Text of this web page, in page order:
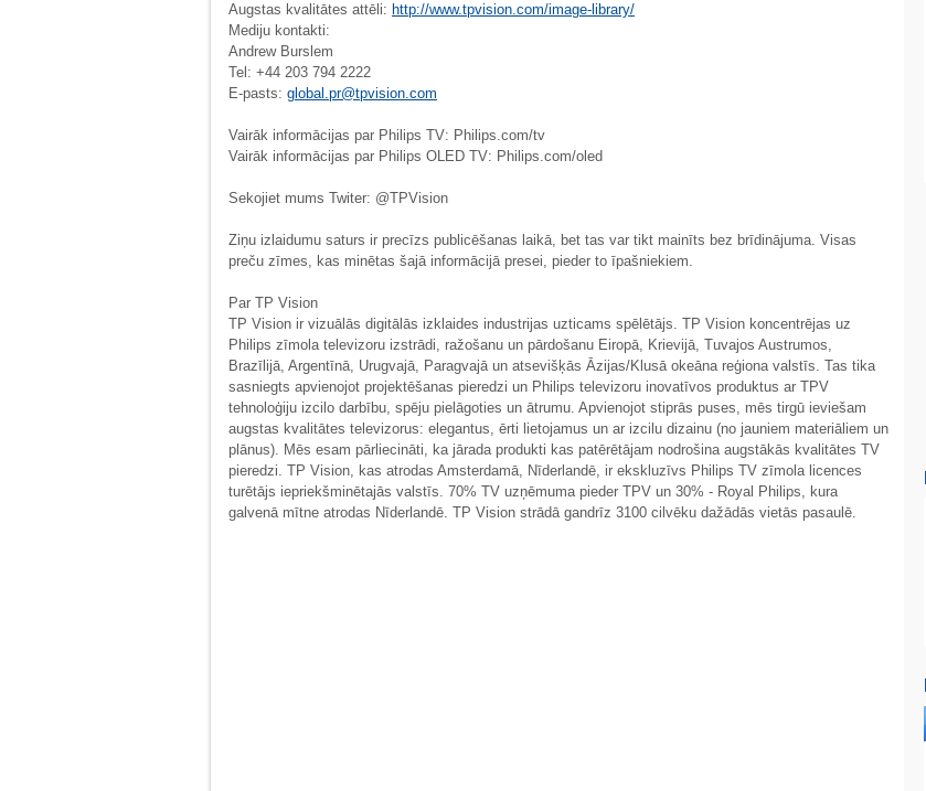
Augstas kvalitātes attēli: http://www.tpvision.com/image-library/
Mediju kontakti:
Andrew Burslem
Tel: +44 203 794 2222
E-pasts: global.pr@tpvision.com
Vairāk informācijas par Philips TV: Philips.com/tv
Vairāk informācijas par Philips OLED TV: Philips.com/oled
Sekojiet mums Twiter: @TPVision
Ziņu izlaidumu saturs ir precīzs publicēšanas laikā, bet tas var tikt mainīts bez brīdinājuma. Visas
preču zīmes, kas minētas šajā informācijā presei, pieder to īpašniekiem.
Par TP Vision
TP Vision ir vizuālās digitālās izklaides industrijas uzticams spēlētājs. TP Vision koncentrējas uz
Philips zīmola televizoru izstrādi, ražošanu un pārdošanu Eiropā, Krievijā, Tuvajos Austrumos,
Brazīlijā, Argentīnā, Urugvajā, Paragvajā un atsevišķās Āzijas/Klusā okeāna reģiona valstīs. Tas tika
sasniegts apvienojot projektēšanas pieredzi un Philips televizoru inovatīvos produktus ar TPV
tehnoloģiju izcilo darbību, spēju pielāgoties un ātrumu. Apvienojot stiprās puses, mēs tirgū ieviešam
augstas kvalitātes televizorus: elegantus, ērti lietojamus un ar izcilu dizainu (no jauniem materiāliem un
plānus). Mēs esam pārliecināti, ka jārada produkti kas patērētājam nodrošina augstākās kvalitātes TV
pieredzi. TP Vision, kas atrodas Amsterdamā, Nīderlandē, ir ekskluzīvs Philips TV zīmola licences
turētājs iepriekšminētajās valstīs. 70% TV uzņēmuma pieder TPV un 30% - Royal Philips, kura
galvenā mītne atrodas Nīderlandē. TP Vision strādā gandrīz 3100 cilvēku dažādās vietās pasaulē.